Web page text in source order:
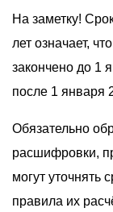
На заметку!
лет означает,
закончено до 1
после 1 января
Обязательно
расшифровки,
могут уточнять
правила их